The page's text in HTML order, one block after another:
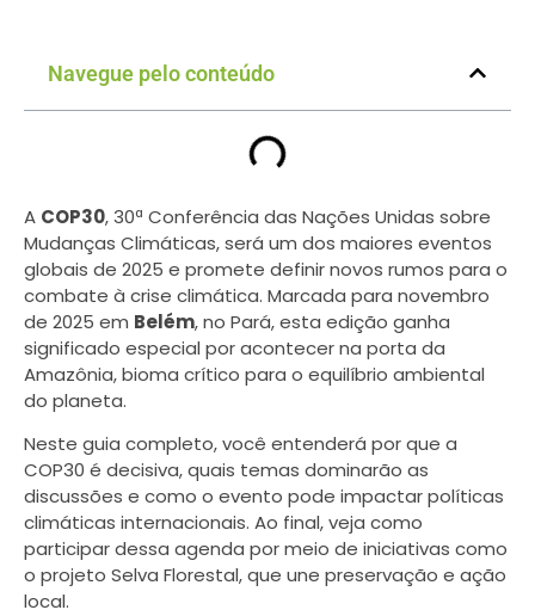
Navegue pelo conteúdo
A COP30, 30ª Conferência das Nações Unidas sobre
Mudanças Climáticas, será um dos maiores eventos
globais de 2025 e promete definir novos rumos para o
combate à crise climática. Marcada para novembro
de 2025 em Belém, no Pará, esta edição ganha
significado especial por acontecer na porta da
Amazônia, bioma crítico para o equilíbrio ambiental
do planeta.
Neste guia completo, você entenderá por que a
COP30 é decisiva, quais temas dominarão as
discussões e como o evento pode impactar políticas
climáticas internacionais. Ao final, veja como
participar dessa agenda por meio de iniciativas como
o projeto Selva Florestal, que une preservação e ação
local.